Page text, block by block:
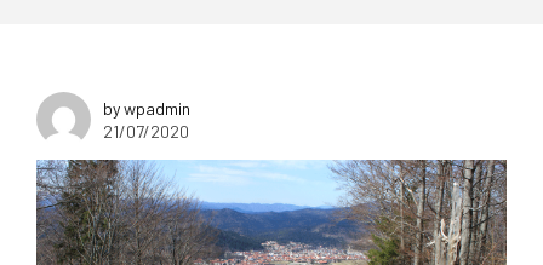
by wpadmin
21/07/2020